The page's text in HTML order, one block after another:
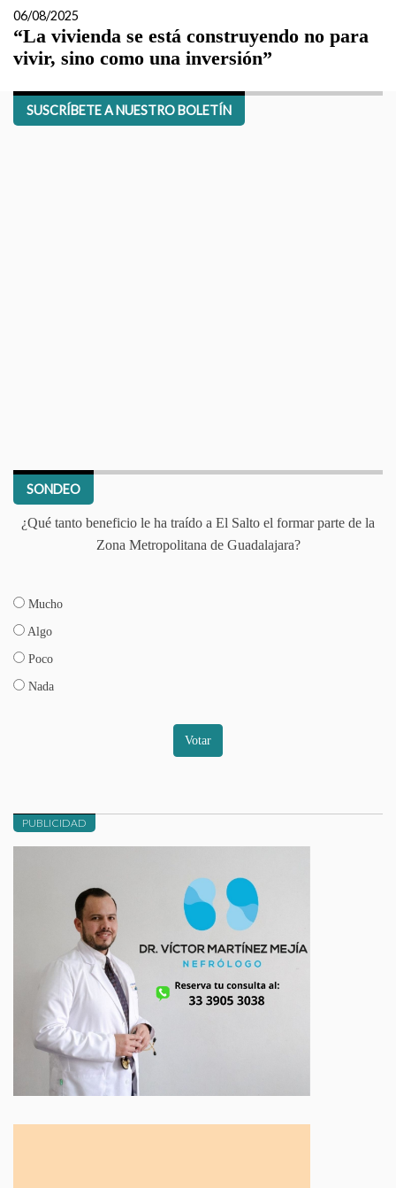
06/08/2025
“La vivienda se está construyendo no para
vivir, sino como una inversión”
SUSCRÍBETE A NUESTRO BOLETÍN
SONDEO
¿Qué tanto beneficio le ha traído a El Salto el formar parte de la
Zona Metropolitana de Guadalajara?
Mucho
Algo
Poco
Nada
Votar
PUBLICIDAD